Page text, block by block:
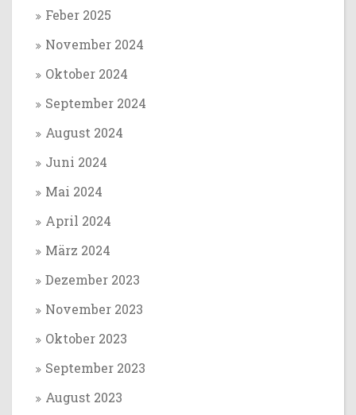
Feber 2025
November 2024
Oktober 2024
September 2024
August 2024
Juni 2024
Mai 2024
April 2024
März 2024
Dezember 2023
November 2023
Oktober 2023
September 2023
August 2023